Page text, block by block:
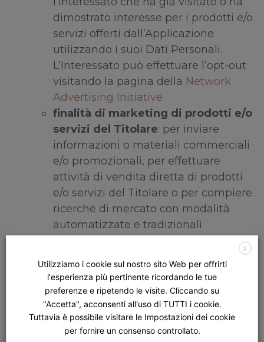
dimostrato interesse per i prodotti e/o
servizi offerti dall’Applicazione
utilizzando i suoi Dati Personali.
L’Interessato può effettuare l’opt-out
visitando la pagina della Network
Advertising Initiative
finalità di marketing di prodotti e/o
servizi del Titolare: per inviare
informazioni o materiali commerciali
e/o promozionali, per effettuare
attività di vendita diretta di prodotti
e/o servizi del Titolare o per compiere
ricerche di mercato con modalità
automatizzate e tradizionali
Sulla base del legittimo interesse del Titolare,
interazioni con piattaforme esterne o social
network il cui trattamento dei Dati Personali è
regolato dalle rispettive informative privacy
alle quali si prega di fare riferimento. Le
interazioni e le informazioni acquisite da
X
Utilizziamo i cookie sul nostro sito Web per offrirti
l'esperienza più pertinente ricordando le tue
preferenze e ripetendo le visite. Cliccando su
"Accetta", acconsenti all'uso di TUTTI i cookie.
Tuttavia è possibile visitare le Impostazioni dei cookie
per fornire un consenso controllato.